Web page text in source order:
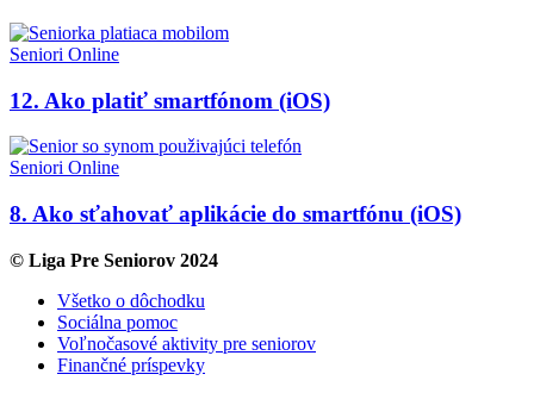
Seniori Online
12. Ako platiť smartfónom (iOS)
Seniori Online
8. Ako sťahovať aplikácie do smartfónu (iOS)
© Liga Pre Seniorov 2024
Všetko o dôchodku
Sociálna pomoc
Voľnočasové aktivity pre seniorov
Finančné príspevky